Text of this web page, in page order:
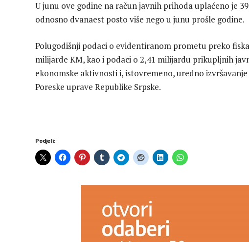
U junu ove godine na račun javnih prihoda uplaćeno je
odnosno dvanaest posto više nego u junu prošle godine.
Polugodišnji podaci o evidentiranom prometu preko
milijarde KM, kao i podaci o 2,41 milijardu prikupljnih
ekonomske aktivnosti i, istovremeno, uredno
Poreske uprave Republike Srpske.
Podjeli: